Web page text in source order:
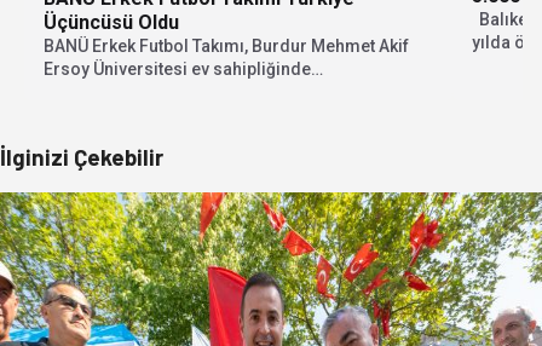
Üçüncüsü Oldu
BANÜ Erkek Futbol Takımı, Burdur Mehmet Akif
Ersoy Üniversitesi ev sahipliğinde
yılda
İlginizi Çekebilir